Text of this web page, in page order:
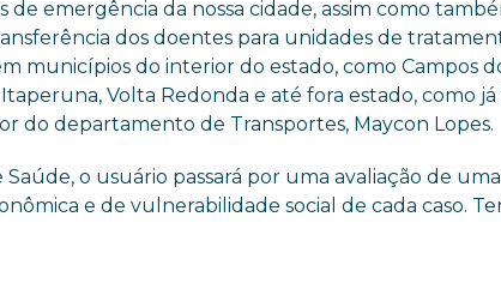
de emergência da nossa cidade, assim como
dos doentes para unidades de
municípios do interior do estado, como Campos
Volta Redonda e até fora estado, como já
do departamento de Transportes, Maycon Lopes.
o usuário passará por uma avaliação de uma
e de vulnerabilidade social de cada caso.